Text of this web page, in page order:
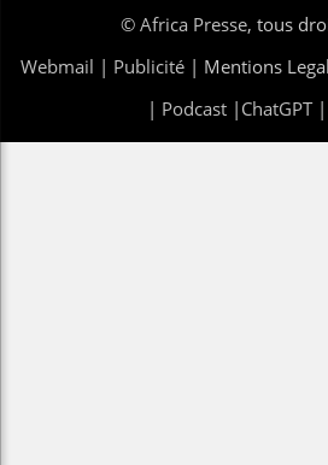
© Africa Presse, tous
Webmail | Publicité | Mentions
| Podcast| ChatGPT|